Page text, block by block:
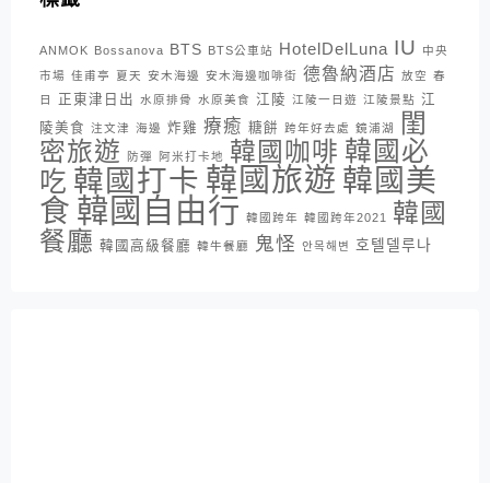
ANMOK Bossanova BTS BTS公車站 HotelDelLuna IU
中央
市場 佳甫亭 夏天 安木海邊 安木海邊咖啡街 德魯納酒店 放空 春
日
正東津日出 水原排骨 水原美食 江陵 江陵一日遊 江陵景點 江
陵美食 注文津 海邊 炸雞 療癒 糖餅 跨年好去處 鏡浦湖
閨
密旅遊
防彈 阿米打卡地 韓國咖啡 韓國必
吃 韓國打卡 韓國旅遊 韓國美
食 韓國自由行 韓國跨年 韓國跨年2021
韓國
餐廳 韓國高級餐廳 韓牛餐廳 鬼怪 안목해변 호텔델루나